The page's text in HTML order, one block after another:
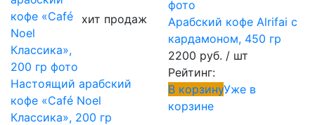
хит продаж
Настоящий арабский
кофе «Café Noel
Классика», 200 гр
Арабский кофе Alrifai с
кардамоном, 450 гр
2200 руб. / шт
Рейтинг:
В корзинуУже в
корзине